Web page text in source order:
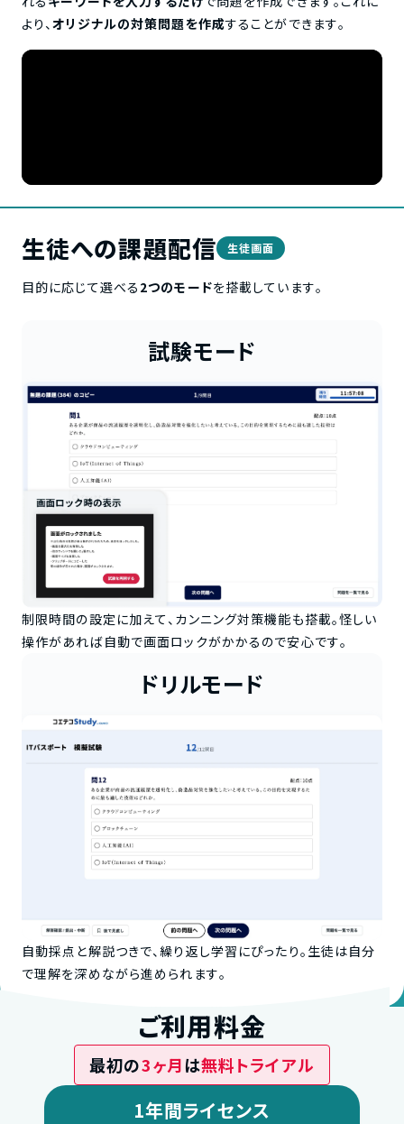
より、オリジナルの対策問題を作成することができます。
生徒への課題配信 生徒画面
目的に応じて選べる 2つのモードを搭載しています。
試験モード
制限時間の設定に加えて、カンニング対策機能も搭載。怪しい
操作があれば自動で画面ロックがかかるので安心です。
ドリルモード
自動採点と解説つきで、繰り返し学習にぴったり。生徒は自分
で理解を深めながら進められます。
ご利用料金
最初の3ヶ月は無料トライアル
1年間ライセンス